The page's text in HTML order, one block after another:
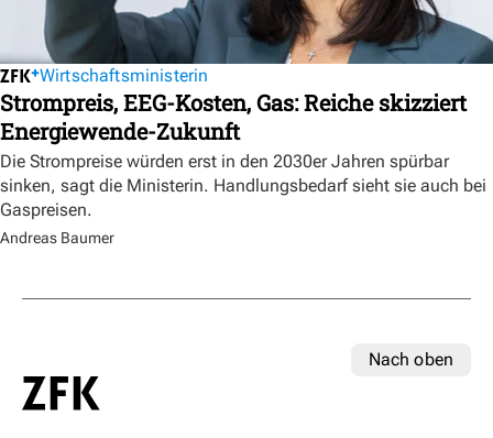
Wirtschaftsministerin
Strompreis, EEG-Kosten, Gas: Reiche skizziert
Energiewende-Zukunft
Die Strompreise würden erst in den 2030er Jahren spürbar
sinken, sagt die Ministerin. Handlungsbedarf sieht sie auch bei
Gaspreisen.
Andreas Baumer
Nach oben